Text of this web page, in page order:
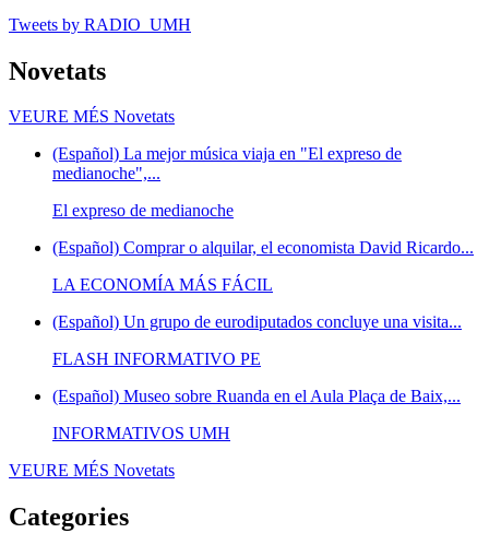
Tweets by RADIO_UMH
Novetats
VEURE MÉS Novetats
(Español) La mejor música viaja en "El expreso de
medianoche",...
El expreso de medianoche
(Español) Comprar o alquilar, el economista David Ricardo...
LA ECONOMÍA MÁS FÁCIL
(Español) Un grupo de eurodiputados concluye una visita...
FLASH INFORMATIVO PE
(Español) Museo sobre Ruanda en el Aula Plaça de Baix,...
INFORMATIVOS UMH
VEURE MÉS Novetats
Categories